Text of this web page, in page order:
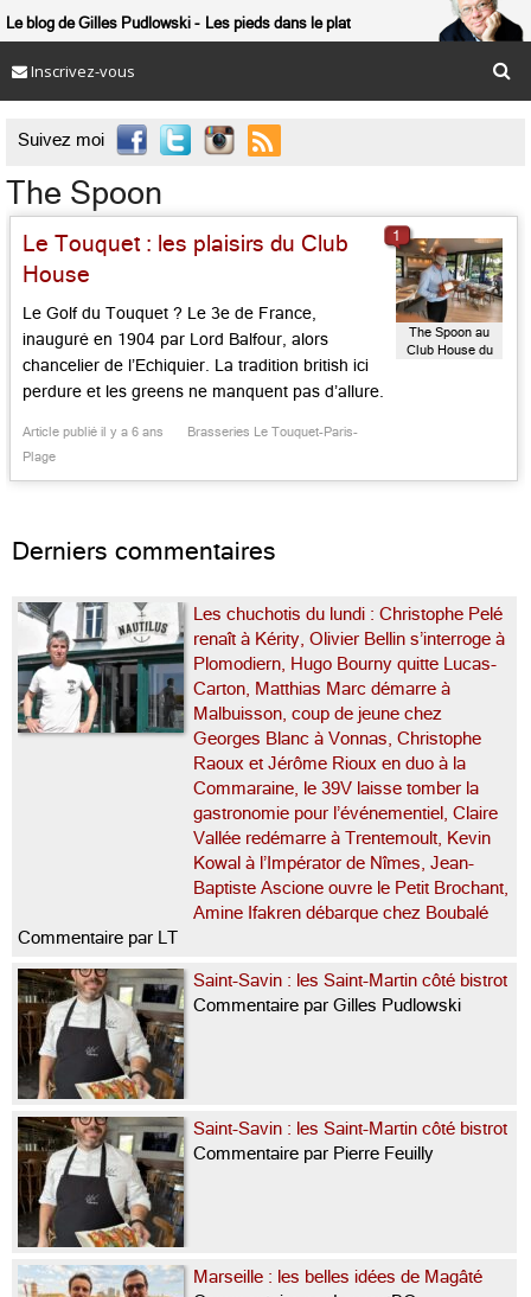
Le blog de Gilles Pudlowski Les pieds dans le plat
Inscrivez-vous
Suivez moi 
The Spoon
Le Touquet : les plaisirs du Club
House
Le Golf du Touquet ? Le 3e de France,
inauguré en 1904 par Lord Balfour, alors
chancelier de l’Echiquier. La tradition british ici
perdure et les greens ne manquent pas d’allure.
Manoir juste en face et dont vous reparlera, par
le groupe Boissonnade. Au programme :
Article publié il y a 6 ans
Brasseries Le Touquet-Paris-
Plage
The Spoon au
Club House du
1
Derniers commentaires
Les chuchotis du lundi : Christophe Pelé
renaît à Kérity, Olivier Bellin s’interroge à
Plomodiern, Hugo Bourny quitte Lucas-
Carton, Matthias Marc démarre à
Malbuisson, coup de jeune chez
Georges Blanc à Vonnas, Christophe
Raoux et Jérôme Rioux en duo à la
Commaraine, le 39V laisse tomber la
gastronomie pour l’événementiel, Claire
Vallée redémarre à Trentemoult, Kevin
Kowal à l’Impérator de Nîmes, Jean-
Baptiste Ascione ouvre le Petit Brochant,
Amine Ifakren débarque chez Boubalé
Commentaire par LT
Saint-Savin : les Saint-Martin côté bistrot
Commentaire par Gilles Pudlowski
Saint-Savin : les Saint-Martin côté bistrot
Commentaire par Pierre Feuilly
Marseille : les belles idées de Magâté